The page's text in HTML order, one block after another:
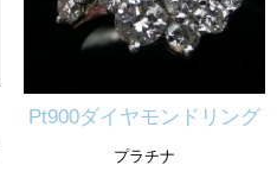
Pt900ダイヤモンドリング
プラチナ